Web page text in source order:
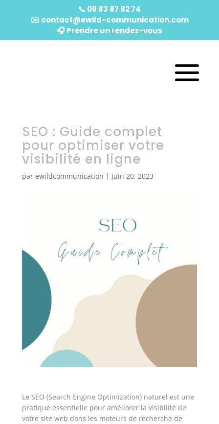
📞 09 83 87 82 74
✉️ contact@ewild-communication.com
🎧️ Prendre unrendez-vous
SEO : Guide complet
pour optimiser votre
visibilité en ligne
par ewildcommunication | Juin 20, 2023
Le SEO (Search Engine Optimization) naturel est une
pratique essentielle pour améliorer la visibilité de
votre site web dans les moteurs de recherche de